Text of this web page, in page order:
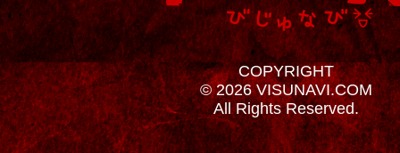
COPYRIGHT
© 2026 VISUNAVI.COM
All Rights Reserved.